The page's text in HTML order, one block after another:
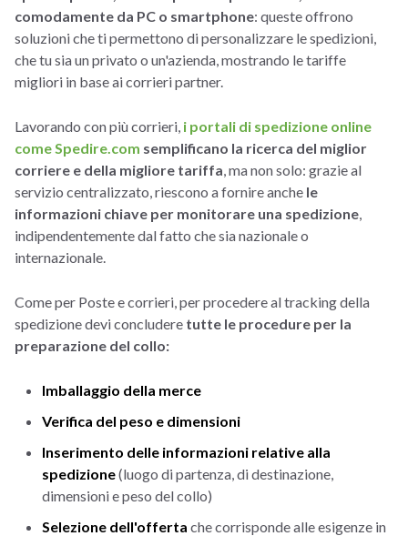
comodamente da PC o smartphone: queste offrono
soluzioni che ti permettono di personalizzare le spedizioni,
che tu sia un privato o un'azienda, mostrando le tariffe
migliori in base ai corrieri partner.
Lavorando con più corrieri, i portali di spedizione online
come Spedire.com semplificano la ricerca del miglior
corriere e della migliore tariffa, ma non solo: grazie al
servizio centralizzato, riescono a fornire anche le
informazioni chiave per monitorare una spedizione,
indipendentemente dal fatto che sia nazionale o
internazionale.
Come per Poste e corrieri, per procedere al tracking della
spedizione devi concludere tutte le procedure per la
preparazione del collo:
Imballaggio della merce
Verifica del peso e dimensioni
Inserimento delle informazioni relative alla
spedizione(luogo di partenza, di destinazione,
dimensioni e peso del collo)
Selezione dell'offerta che corrisponde alle esigenze in